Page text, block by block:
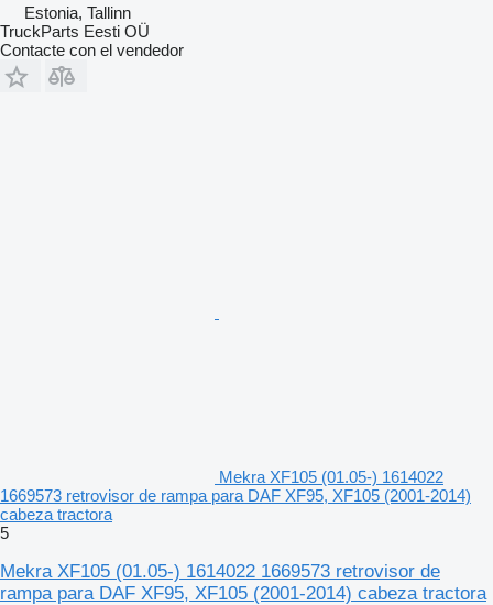
Estonia, Tallinn
TruckParts Eesti OÜ
Contacte con el vendedor
Mekra XF105 (01.05-) 1614022
1669573 retrovisor de rampa para DAF XF95, XF105 (2001-2014)
cabeza tractora
5
Mekra XF105 (01.05-) 1614022 1669573 retrovisor de
rampa para DAF XF95, XF105 (2001-2014) cabeza tractora